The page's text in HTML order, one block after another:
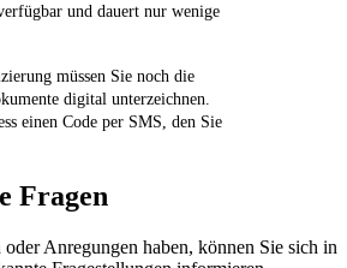
und dauert nur wenige
müssen Sie noch die
digital unterzeichnen.
einen Code per SMS, den Sie
Fragen
Anregungen haben, können Sie sich in